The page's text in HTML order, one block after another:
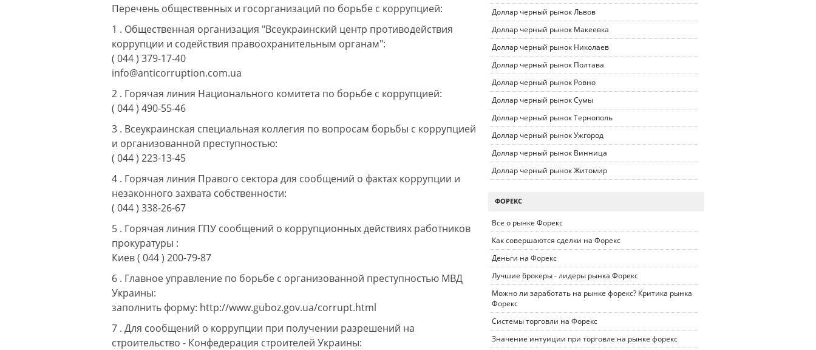
Доллар черный рынок Львов
Доллар черный рынок Макеевка
Доллар черный рынок Николаев
Доллар черный рынок Полтава
Доллар черный рынок Ровно
Доллар черный рынок Сумы
Доллар черный рынок Тернополь
Доллар черный рынок Ужгород
Доллар черный рынок Винница
Доллар черный рынок Житомир
ФОРЕКС
Все о рынке Форекс
Как совершаются сделки на Форекс
Деньги на Форекс
Лучшие брокеры - лидеры рынка Форекс
Можно ли заработать на рынке форекс? Критика рынка
Форекс
Системы торговли на Форекс
Значение интуиции при торговле на рынке форекс
Перечень общественных и госорганизаций по борьбе с коррупцией:
1 . Общественная организация "Всеукраинский центр противодействия
коррупции и содействия правоохранительным органам":
( 044 ) 379-17-40
info@anticorruption.com.ua
2 . Горячая линия Национального комитета по борьбе с коррупцией:
( 044 ) 490-55-46
3 . Всеукраинская специальная коллегия по вопросам борьбы с коррупцией
и организованной преступностью:
( 044 ) 223-13-45
4 . Горячая линия Правого сектора для сообщений о фактах коррупции и
незаконного захвата собственности:
( 044 ) 338-26-67
5 . Горячая линия ГПУ сообщений о коррупционных действиях работников
прокуратуры :
Киев ( 044 ) 200-79-87
6 . Главное управление по борьбе с организованной преступностью МВД
Украины:
заполнить форму: http://www.guboz.gov.ua/corrupt.html
7 . Для сообщений о коррупции при получении разрешений на
строительство - Конфедерация строителей Украины: